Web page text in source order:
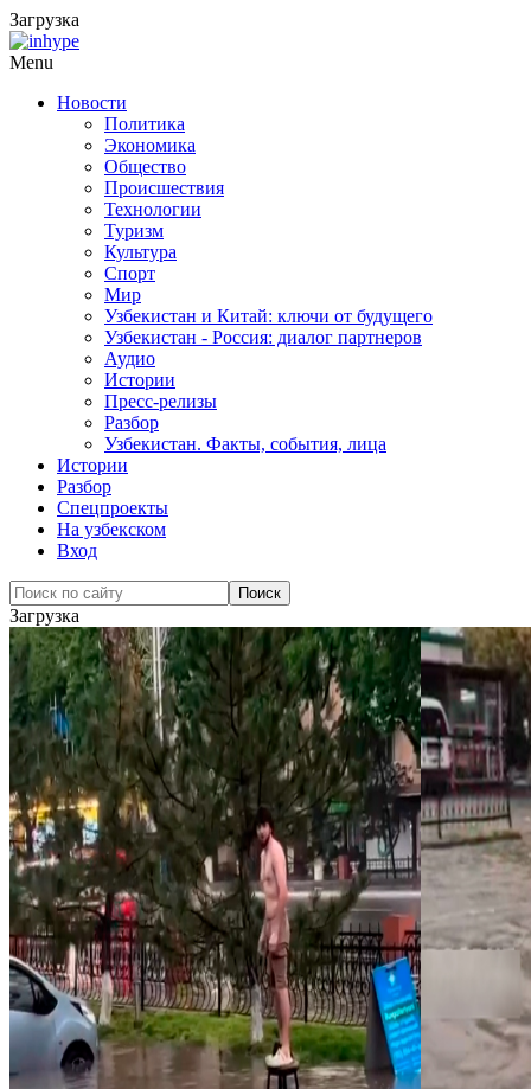
Загрузка
Menu
Новости
Политика
Экономика
Общество
Происшествия
Технологии
Туризм
Культура
Спорт
Мир
Узбекистан и Китай: ключи от будущего
Узбекистан - Россия: диалог партнеров
Аудио
Истории
Пресс-релизы
Разбор
Узбекистан. Факты, события, лица
Истории
Разбор
Спецпроекты
На узбекском
Вход
Загрузка